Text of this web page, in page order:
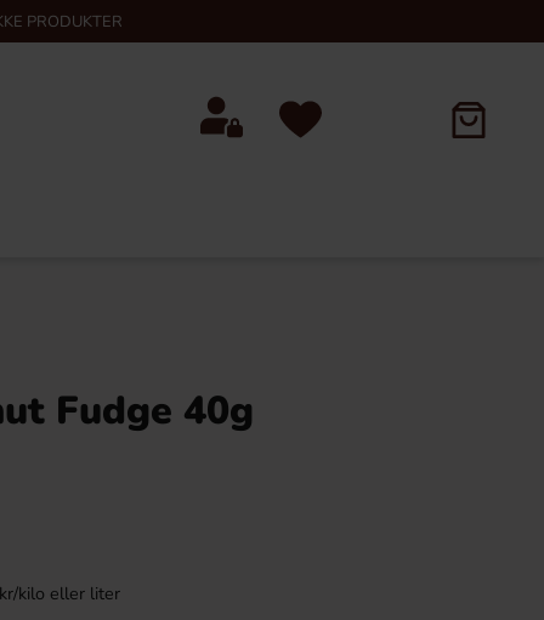
PRODUKTER
Fudge 40g
kilo eller liter